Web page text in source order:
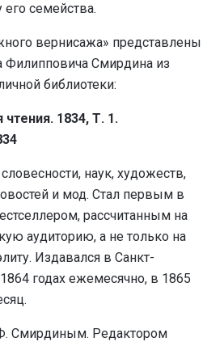
семейства.
вернисажа» представлены
Филипповича Смирдина из
библиотеки:
1834, Т. 1.
наук, художеств,
и мод. Стал первым в
рассчитанным на
аудиторию, а не только на
Издавался в Санкт-
годах ежемесячно, в 1865
Смирдиным. Редактором